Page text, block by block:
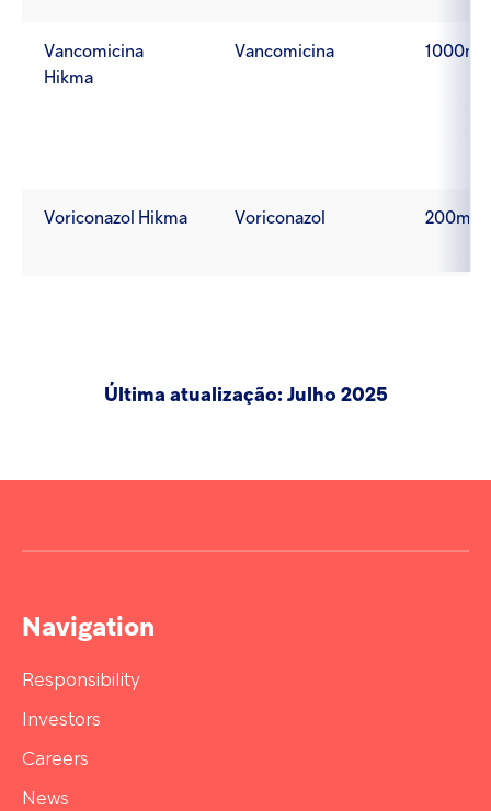
Vancomicina
Hikma
Vancomicina 1000mg
Voriconazol Hikma Voriconazol 200mg
Última atualização: Julho 2025
Navigation
Responsibility
Investors
Careers
News